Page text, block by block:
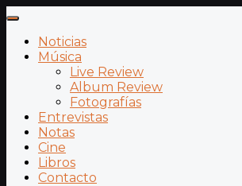
Noticias
Música
Live Review
Album Review
Fotografías
Entrevistas
Notas
Cine
Libros
Contacto